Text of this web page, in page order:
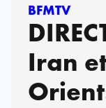
BFMTV
Iran